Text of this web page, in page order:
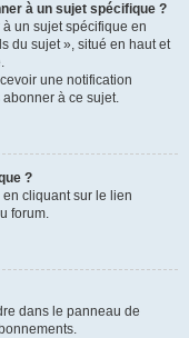
à un sujet spécifique ?
un sujet spécifique en
du sujet », situé en haut et
une notification
abonner à ce sujet.
?
cliquant sur le lien
forum.
dans le panneau de